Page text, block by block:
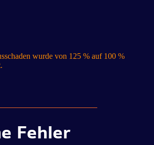
wurde von 125 % auf 100 %
Fehler